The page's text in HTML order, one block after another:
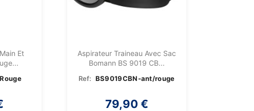
Et
Aspirateur Traineau Avec Sac
Bomann BS 9019 CB...
Ref: BS9019CBN-ant/rouge
79,90 €